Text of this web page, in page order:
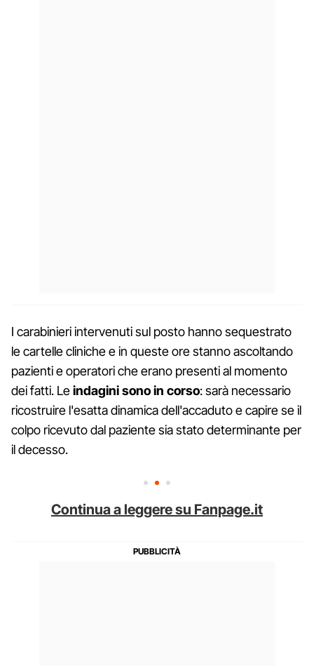
I carabinieri intervenuti sul posto hanno sequestrato
le cartelle cliniche e in queste ore stanno ascoltando
pazienti e operatori che erano presenti al momento
dei fatti. Leindagini sono in corso: sarà necessario
ricostruire l'esatta dinamica dell'accaduto e capire se il
colpo ricevuto dal paziente sia stato determinante per
il decesso.
Continua a leggere su Fanpage.it